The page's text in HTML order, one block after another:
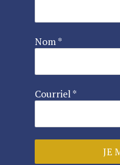
Nom*
Courriel*